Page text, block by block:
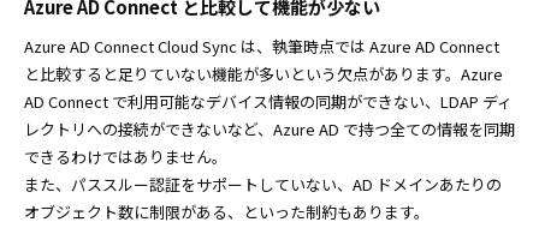
Azure AD Connect と比較して機能が少ない
Azure AD Connect Cloud Sync は、執筆時点では Azure AD Connect
と比較すると足りていない機能が多いという欠点があります。Azure
AD Connect で利用可能なデバイス情報の同期ができない、LDAP ディ
レクトリへの接続ができないなど、Azure AD で持つ全ての情報を同期
できるわけではありません。
また、パススルー認証をサポートしていない、AD ドメインあたりの
オブジェクト数に制限がある、といった制約もあります。